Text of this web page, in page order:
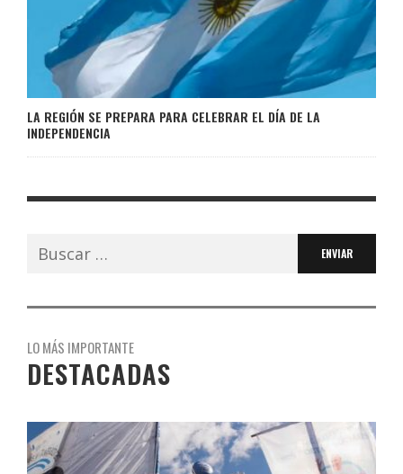
LA REGIÓN SE PREPARA PARA CELEBRAR EL DÍA DE LA
INDEPENDENCIA
Buscar:
LO MÁS IMPORTANTE
DESTACADAS